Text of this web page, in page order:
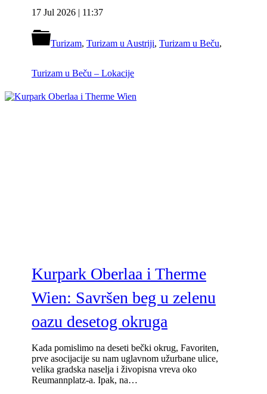
17 Jul 2026 | 11:37
Turizam, Turizam u Austriji, Turizam u Beču,
Turizam u Beču – Lokacije
Kurpark Oberlaa i Therme
Wien: Savršen beg u zelenu
oazu desetog okruga
Kada pomislimo na deseti bečki okrug, Favoriten,
prve asocijacije su nam uglavnom užurbane ulice,
velika gradska naselja i živopisna vreva oko
Reumannplatz-a. Ipak, na…